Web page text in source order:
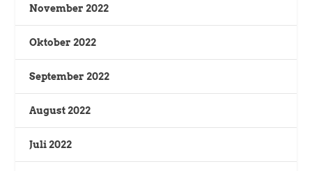
November 2022
Oktober 2022
September 2022
August 2022
Juli 2022